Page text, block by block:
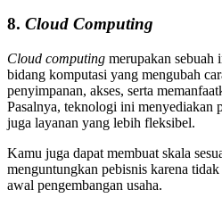
8. Cloud Computing
Cloud computing merupakan sebuah
bidang komputasi yang mengubah
penyimpanan, akses, serta
Pasalnya, teknologi ini menyediakan
juga layanan yang lebih fleksibel.
Kamu juga dapat membuat skala
menguntungkan pebisnis karena
awal pengembangan usaha.